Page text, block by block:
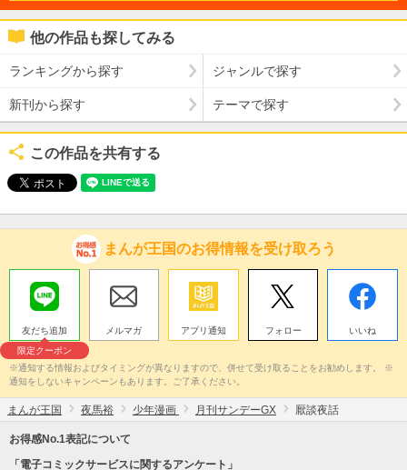
他の作品も探してみる
ランキングから探す ジャンルで探す
新刊から探す テーマで探す
この作品を共有する
まんが王国のお得情報を受け取ろう
友だち追加
限定クーポン
メルマガ アプリ通知 フォロー いいね
※通知する情報およびタイミングが異なりますので、併せて受け取ることをお勧めします。 ※
通知をしないキャンペーンもあります。ご了承ください。
まんが王国 夜馬裕 少年漫画 月刊サンデーGX 厭談夜話
お得感No.1表記について
「電子コミックサービスに関するアンケート」